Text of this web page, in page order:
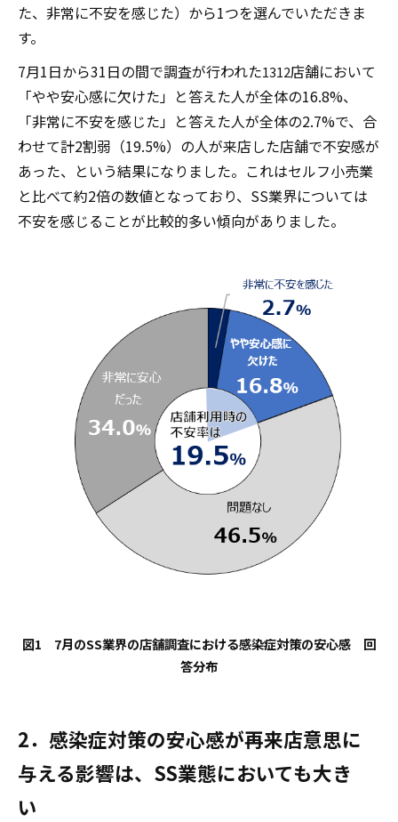
た、非常に不安を感じた）から1つを選んでいただきま
す。
7月1日から31日の間で調査が行われた1312店舗において
「やや安心感に欠けた」と答えた人が全体の16.8%、
「非常に不安を感じた」と答えた人が全体の2.7%で、合
わせて計2割弱（19.5%）の人が来店した店舗で不安感が
あった、という結果になりました。これはセルフ小売業
と比べて約2倍の数値となっており、SS業界については
不安を感じることが比較的多い傾向がありました。
図1 7月のSS業界の店舗調査における感染症対策の安心感 回
答分布
2．感染症対策の安心感が再来店意思に
与える影響は、SS業態においても大き
い